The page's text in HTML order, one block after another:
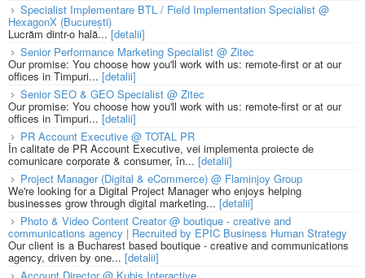
Specialist Implementare BTL / Field Implementation Specialist @
HexagonX (București)
Lucrăm dintr-o hală...[detalii]
Senior Performance Marketing Specialist @ Zitec
Our promise: You choose how you'll work with us: remote-first or at our
offices in Timpuri... [detalii]
Senior SEO & GEO Specialist @ Zitec
Our promise: You choose how you'll work with us: remote-first or at our
offices in Timpuri... [detalii]
PR Account Executive @ TOTAL PR
În calitate de PR Account Executive, vei implementa proiecte de
comunicare corporate & consumer, în... [detalii]
Project Manager (Digital & eCommerce) @ Flaminjoy Group
We're looking for a Digital Project Manager who enjoys helping
businesses grow through digital marketing... [detalii]
Photo & Video Content Creator @ boutique - creative and
communications agency | Recruited by EPIC Business Human Strategy
Our client is a Bucharest based boutique - creative and communications
agency, driven by one... [detalii]